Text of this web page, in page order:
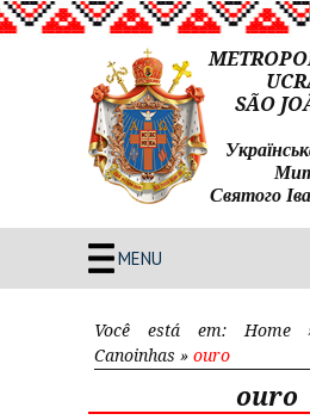
SÃO
Святого
MENU
Você está em: Home
Canoinhas » ouro
ouro